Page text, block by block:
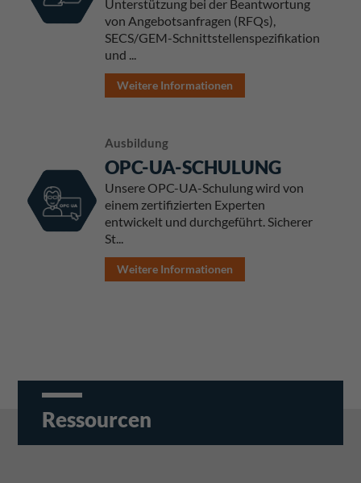
Unterstützung bei der Beantwortung
von Angebotsanfragen (RFQs),
SECS/GEM-Schnittstellenspezifikation
und ...
Weitere Informationen
Ausbildung
OPC-UA-SCHULUNG
Unsere OPC-UA-Schulung wird von
einem zertifizierten Experten
entwickelt und durchgeführt. Sicherer
St...
Weitere Informationen
Ressourcen